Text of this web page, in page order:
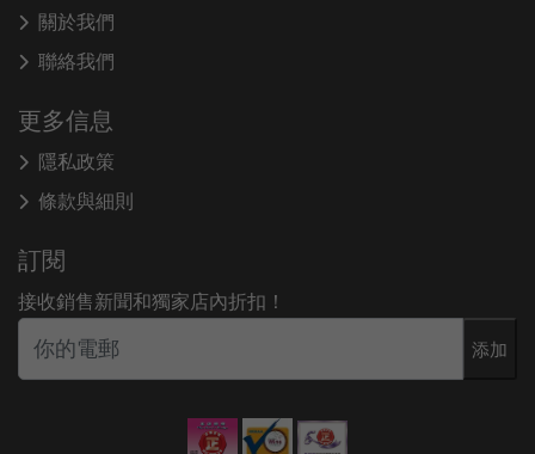
關於我們
聯絡我們
更多信息
隱私政策
條款與細則
訂閱
接收銷售新聞和獨家店內折扣！
添加